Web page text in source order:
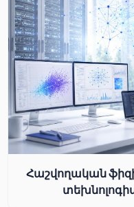
Հաշվողական